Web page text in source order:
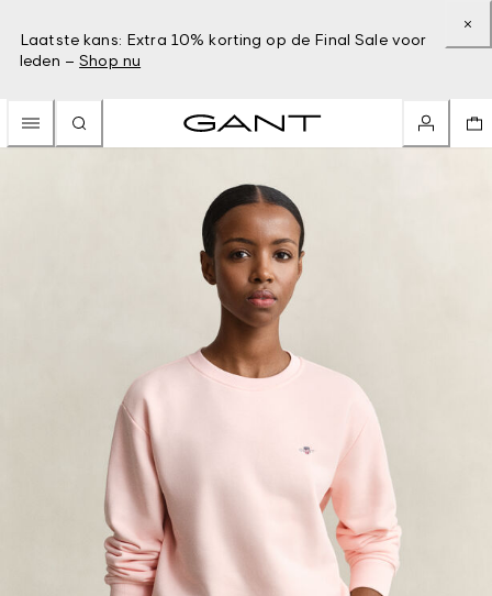
Laatste kans: Extra 10% korting op de Final Sale voor
leden – Shop nu